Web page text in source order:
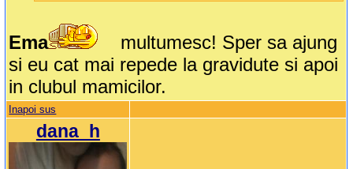
Ema
multumesc! Sper sa ajung
si eu cat mai repede la gravidute si apoi
in clubul mamicilor.
Inapoi sus
dana_h